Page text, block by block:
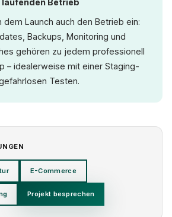
laufenden Betrieb
dem Launch auch den Betrieb ein:
Backups, Monitoring und
gehören zu jedem professionell
– idealerweise mit einer Staging-
Testen.
E-Commerce
Projekt besprechen